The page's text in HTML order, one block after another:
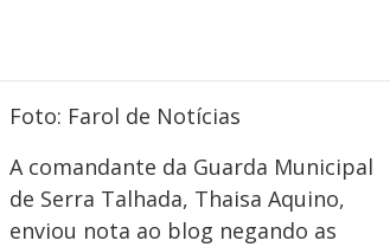
Foto: Farol de Notícias
A comandante da Guarda Municipal
de Serra Talhada, Thaisa Aquino,
enviou nota ao blog negando as